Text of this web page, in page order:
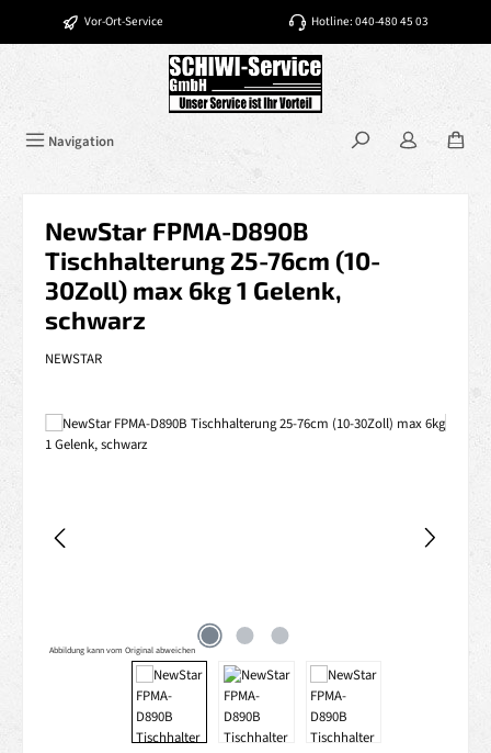
Zum Hauptinhalt springen
Vor-Ort-Service Hotline: 040-480 45 03
Navigation
NewStar FPMA-D890B
Tischhalterung 25-76cm (10-
30Zoll) max 6kg 1 Gelenk,
schwarz
NEWSTAR
Bildergalerie überspringen
Abbildung kann vom Original abweichen